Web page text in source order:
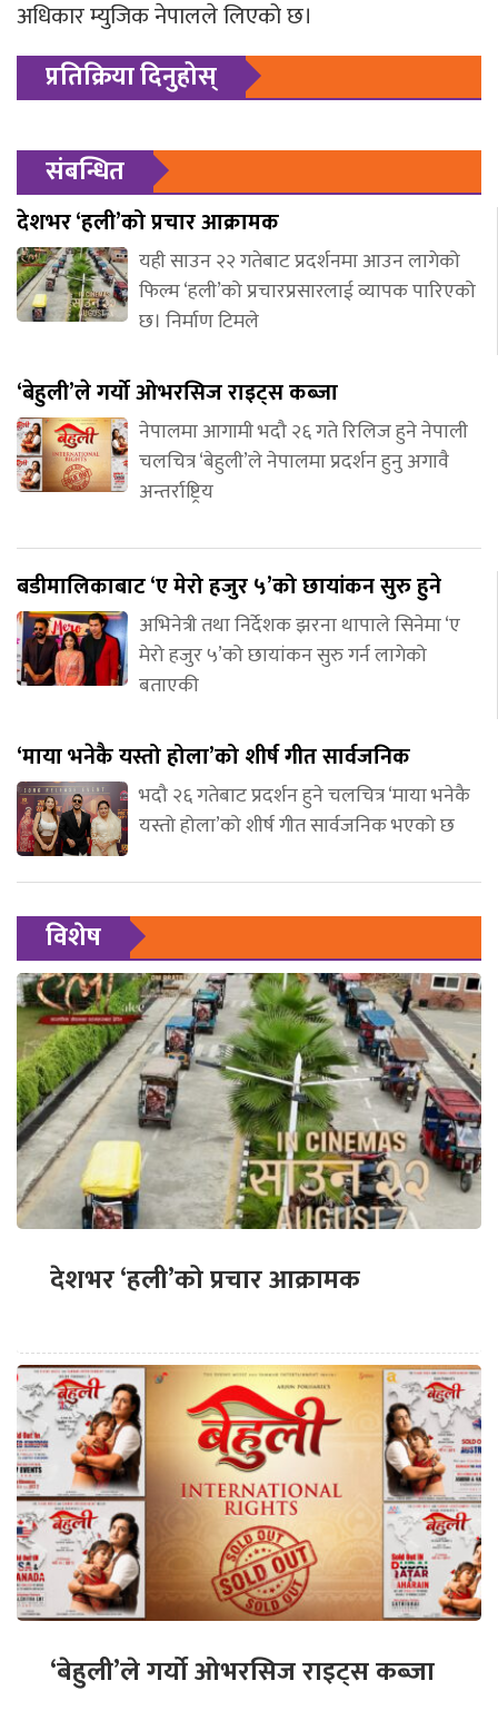
अधिकार म्युजिक नेपालले लिएको छ।
प्रतिक्रिया दिनुहोस्
संबन्धित
देशभर ‘हली’को प्रचार आक्रामक
यही साउन २२ गतेबाट प्रदर्शनमा आउन लागेको
फिल्म ‘हली’को प्रचारप्रसारलाई व्यापक पारिएको
छ। निर्माण टिमले
‘बेहुली’ले गर्यो ओभरसिज राइट्स कब्जा
नेपालमा आगामी भदौ २६ गते रिलिज हुने नेपाली
चलचित्र ‘बेहुली’ले नेपालमा प्रदर्शन हुनु अगावै
अन्तर्राष्ट्रिय
बडीमालिकाबाट ‘ए मेरो हजुर ५’को छायांकन सुरु हुने
अभिनेत्री तथा निर्देशक झरना थापाले सिनेमा ‘ए
मेरो हजुर ५’को छायांकन सुरु गर्न लागेको
बताएकी
‘माया भनेकै यस्तो होला’को शीर्ष गीत सार्वजनिक
भदौ २६ गतेबाट प्रदर्शन हुने चलचित्र ‘माया भनेकै
यस्तो होला’को शीर्ष गीत सार्वजनिक भएको छ
विशेष
देशभर ‘हली’को प्रचार आक्रामक
‘बेहुली’ले गर्यो ओभरसिज राइट्स कब्जा